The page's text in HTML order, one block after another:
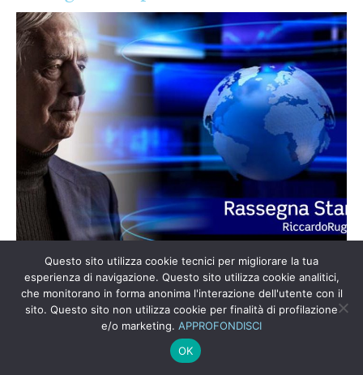
1 “Ryanair mette in ferie i passeggeri”. Appena ascoltata
la notizia ho pensato di essere su “Scherzi a parte”. In
realtà, il Ceo capitalism, nelle ...
Questo sito utilizza cookie tecnici per migliorare la tua
esperienza di navigazione. Questo sito utilizza cookie analitici,
che monitorano in forma anonima l'interazione dell'utente con il
sito. Questo sito non utilizza cookie per finalità di profilazione
e/o marketing. APPROFONDISCI
OK